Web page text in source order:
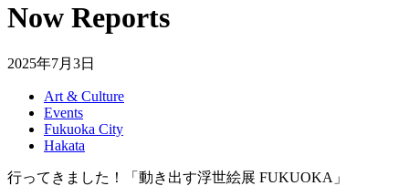
Now Reports
2025年7月3日
Art & Culture
Events
Fukuoka City
Hakata
行ってきました！「動き出す浮世絵展 FUKUOKA」